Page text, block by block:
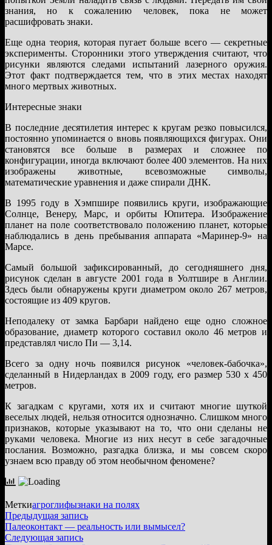
знания, но к сожалению человек, пока не может
расшифровать знаки.
Еще одна теория, которая пугает больше всего — секретные
эксперименты. Сторонники этого утверждения считают, что
рисунки являются следами испытаний лазерного оружия.
Этот факт подтверждается тем, что в этих местах находят
много мертвых животных.
Интересные знаки
В последние десятилетия интерес к кругам резко повысился,
постоянно упоминается о вновь появляющихся фигурах. Они
становятся все больше в размерах и сложнее по
конфигурации, иногда включают более 400 элементов. На них
изображены животные, всевозможные символы,
математические уравнения и даже спирали ДНК.
В 1995 году в Хэмпшире появились круги, изображающие
Солнце, Венеру, Марс, и орбиты Юпитера. Изображение
планет на поле соответствовало положению планет, которые
наблюдались в день пребывания аппарата «Маринер-9» на
Марсе.
Самый большой зафиксированный, до сегодняшнего дня,
рисунок сделан в августе 2001 года в Уолтшире в Англии.
Здесь были обнаружены круги диаметром около 267 метров,
состоящие из 409 кругов.
Неподалеку от замка Барбари найдено еще одно сложное
образование, диаметр которого составил около 46 метров и
представлял число Пи — 3,14.
Всего за одну ночь появился рисунок «человек-бабочка»,
сделанный в Нидерландах в 2009 году, его размер 530 х 450
метров.
К загадкам с кругами, хотя их и считают многие шуткой
веселых людей, нельзя относится однозначно. Слишком много
признаков, которые указывают на то, что они сделаны не
руками человека. Многие из них несут в себе загадочные
послания. Возможно, разгадка близка, и мы совсем скоро
узнаем всю правду об этом необычном феномене?
Меткиагроглифызнаки на полях
Навигация
по
Предыдущая записьПредыдущая
запись:
Палеоконтакт — реальность или вымысел?
Следующая записьСледующая